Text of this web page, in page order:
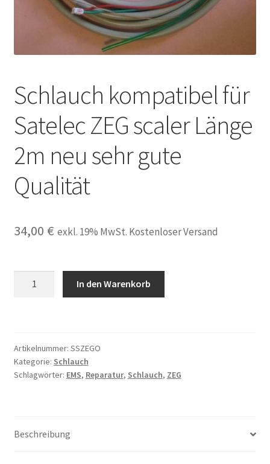
Stellenangebote
Schlauch kompatibel für
Satelec ZEG scaler Länge
2m neu sehr gute
Qualität
34,00 € exkl. 19% MwSt. Kostenloser Versand
scaler
Länge
gute
In den Warenkorb
Artikelnummer: SSZEGO
Kategorie: Schlauch
Schlagwörter: EMS, Reparatur, Schlauch, ZEG
Beschreibung